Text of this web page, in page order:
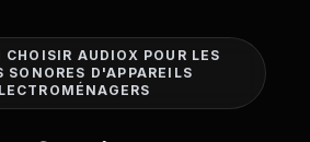
CHOISIR AUDIOX POUR LES
SONORES D'APPAREILS